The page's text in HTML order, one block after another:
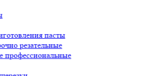
пасты
резательные